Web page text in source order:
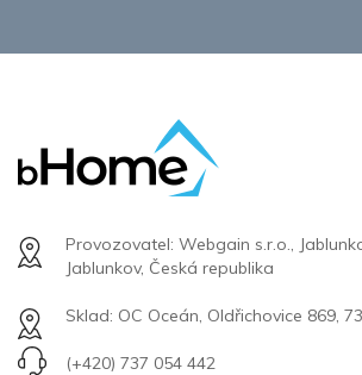
Provozovatel: Webgain s.r.o.,
Jablunkov, Česká republika
Sklad: OC Oceán, Oldřichovice 869,
(+420) 737 054 442